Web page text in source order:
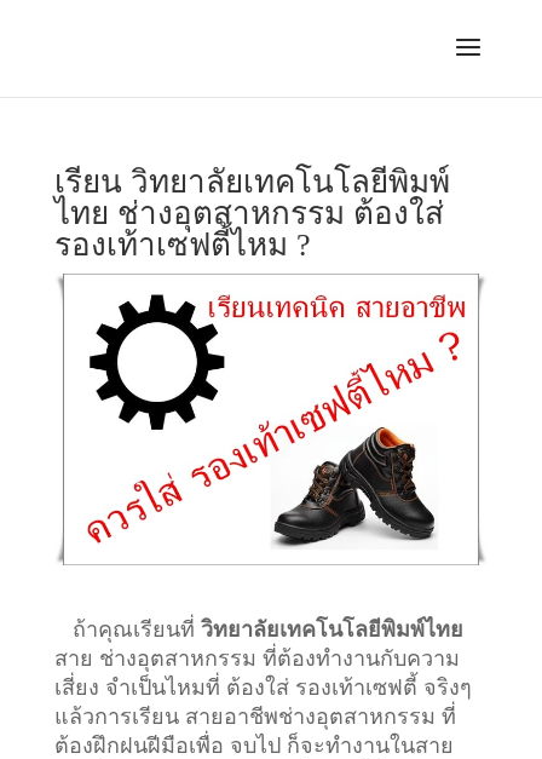
เรียน วิทยาลัยเทคโนโลยีพิมพ์
ไทย ช่างอุตสาหกรรม ต้องใส่
รองเท้าเซฟตี้ไหม ?
ถ้าคุณเรียนที่ วิทยาลัยเทคโนโลยีพิมพ์ไทย
สาย ช่างอุตสาหกรรม ที่ต้องทำงานกับความ
เสี่ยง จำเป็นไหมที่ ต้องใส่ รองเท้าเซฟตี้ จริงๆ
แล้วการเรียน สายอาชีพช่างอุตสาหกรรม ที่
ต้องฝึกฝนฝีมือเพื่อ จบไป ก็จะทำงานในสาย